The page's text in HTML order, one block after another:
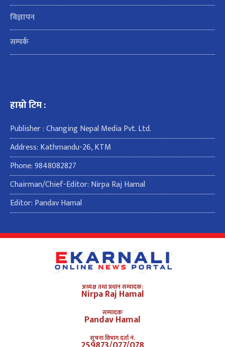
विज्ञापन
सम्पर्क
हाम्रो टिम :
Publisher : Changing Nepal Media Pvt. Ltd.
Address: Kathmandu-26, KTM
Phone: 9848082827
Chairman/Chief-Editor: Nirpa Raj Hamal
Editor: Pandav Hamal
अध्यक्ष तथा प्रधान सम्पादक:
Nirpa Raj Hamal
सम्पादकः
Pandav Hamal
सूचना विभाग दर्ता नं.